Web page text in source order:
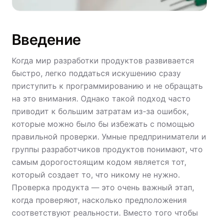
Введение
Когда мир разработки продуктов развивается
быстро, легко поддаться искушению сразу
приступить к программированию и не обращать
на это внимания. Однако такой подход часто
приводит к большим затратам из-за ошибок,
которые можно было бы избежать с помощью
правильной проверки. Умные предприниматели и
группы разработчиков продуктов понимают, что
самым дорогостоящим кодом является тот,
который создает то, что никому не нужно.
Проверка продукта — это очень важный этап,
когда проверяют, насколько предположения
соответствуют реальности. Вместо того чтобы